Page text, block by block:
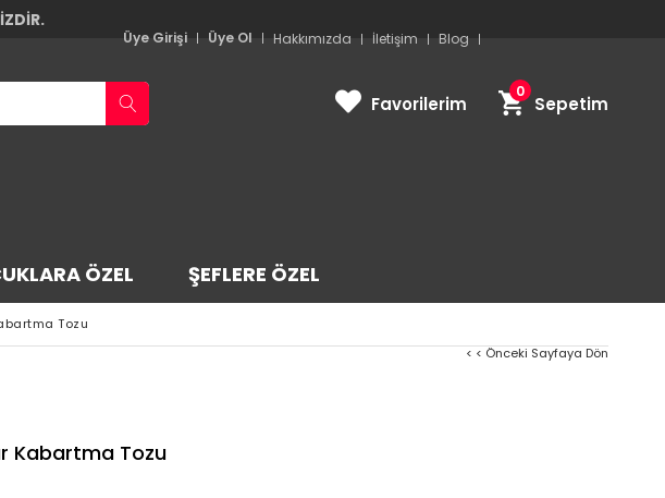
Hakkımızda İletişim Blog
Üye Girişi Üye Ol
Sepetim
0
ÖZEL ŞEFLERE ÖZEL
Favorilerim
Tozu
< < Önceki Sayfaya Dön
Kabartma Tozu